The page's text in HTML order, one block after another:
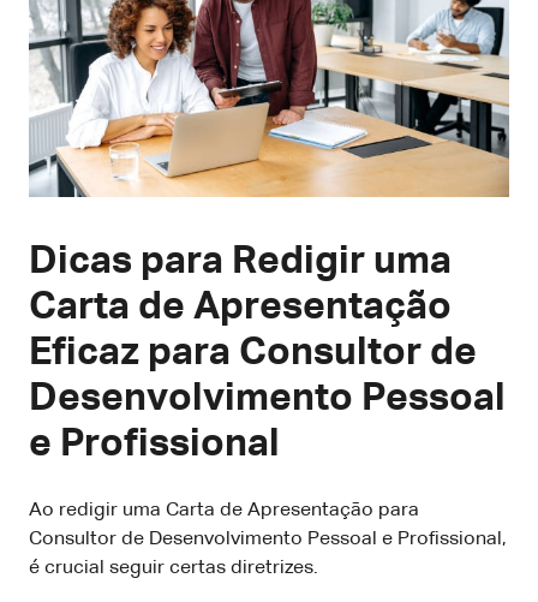
Dicas para Redigir uma
Carta de Apresentação
Eficaz para Consultor de
Desenvolvimento Pessoal
e Profissional
Ao redigir uma Carta de Apresentação para
Consultor de Desenvolvimento Pessoal e Profissional,
é crucial seguir certas diretrizes.